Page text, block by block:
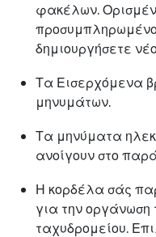
φακέλων.
δημιουργήσετε
Τα Εισερχόμενα
μηνυμάτων.
Τα μηνύματα
ανοίγουν στο
Η κορδέλα σάς
για την οργάνωση
ταχυδρομείου.